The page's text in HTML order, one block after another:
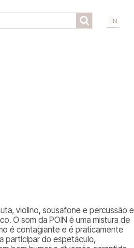
EN
violino, sousafone e percussão e
O som da POIN é uma mistura de
é contagiante e é praticamente
participar do espetáculo,